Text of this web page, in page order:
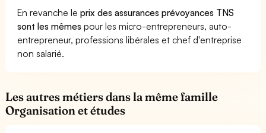
En revanche leprix des assurances prévoyances TNS
sont les mêmes pour les micro-entrepreneurs, auto-
entrepreneur, professions libérales et chef d'entreprise
non salarié.
Les autres métiers dans la même famille
Organisation et études